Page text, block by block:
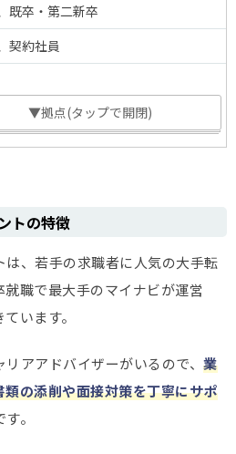
既卒・第二新卒
契約社員
▼拠点(タップで開閉)
トの特徴
、若手の求職者に人気の大手転
職で最大手のマイナビが運営
います。
アアドバイザーがいるので、 業
の添削や面接対策を丁寧にサポ
。